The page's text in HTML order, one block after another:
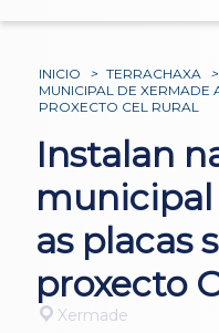
INICIO > TERRACHAXA >
MUNICIPAL DE XERMADE
PROXECTO CEL RURAL
Instalan
municipal
as placas
proxecto
Xermade